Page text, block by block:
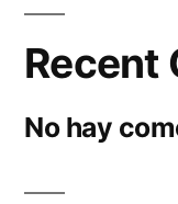
Recent
No hay